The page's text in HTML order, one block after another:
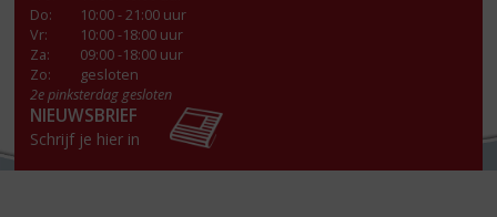
Do:
10:00 - 21:00 uur
Vr:
10:00 -18:00 uur
Za:
09:00 -18:00 uur
Zo:
gesloten
2e pinksterdag gesloten
NIEUWSBRIEF
Schrijf je hier in